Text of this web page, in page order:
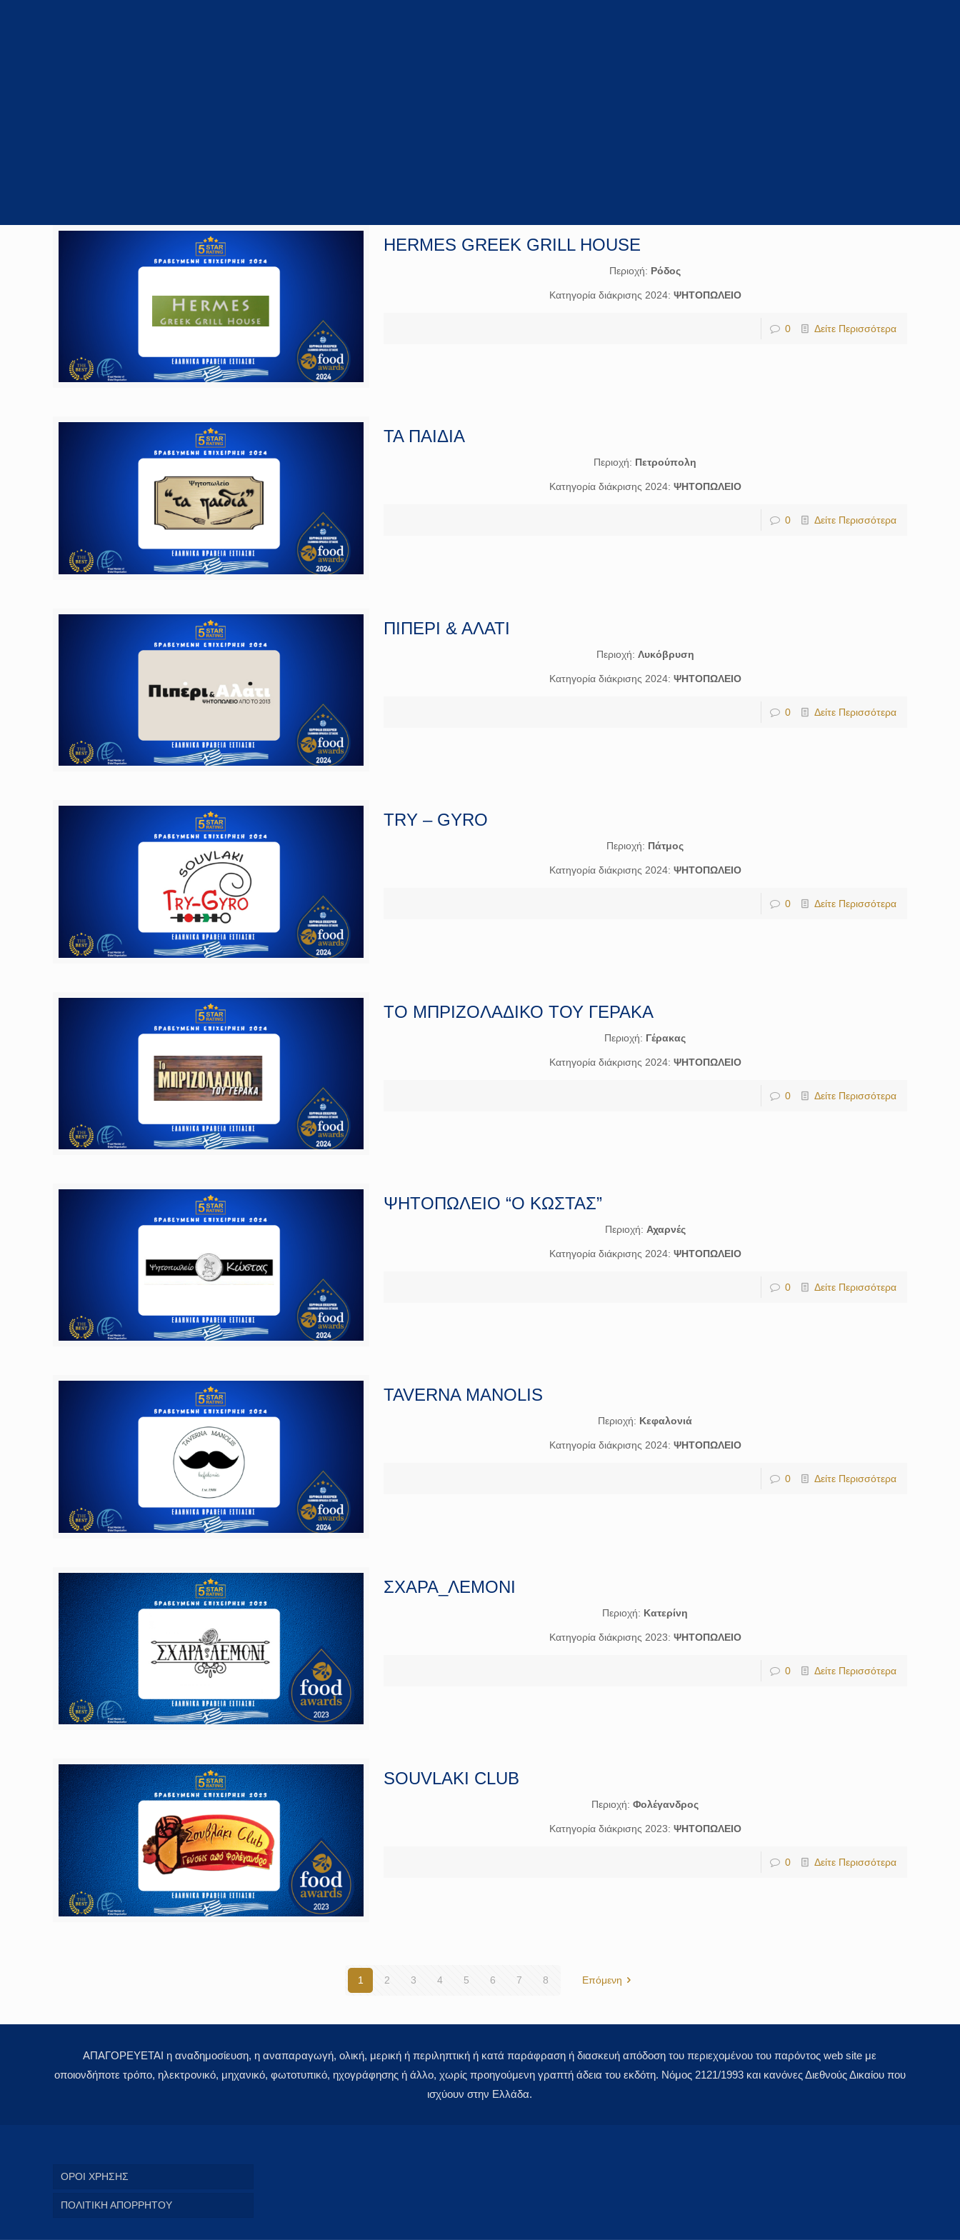
HERMES GREEK GRILL HOUSE
Περιοχή: Ρόδος
Κατηγορία διάκρισης 2024: ΨΗΤΟΠΩΛΕΙΟ
0 Δείτε Περισσότερα
ΤΑ ΠΑΙΔΙΑ
Περιοχή: Πετρούπολη
Κατηγορία διάκρισης 2024: ΨΗΤΟΠΩΛΕΙΟ
0 Δείτε Περισσότερα
ΠΙΠΕΡΙ & ΑΛΑΤΙ
Περιοχή: Λυκόβρυση
Κατηγορία διάκρισης 2024: ΨΗΤΟΠΩΛΕΙΟ
0 Δείτε Περισσότερα
TRY – GYRO
Περιοχή: Πάτμος
Κατηγορία διάκρισης 2024: ΨΗΤΟΠΩΛΕΙΟ
0 Δείτε Περισσότερα
ΤΟ ΜΠΡΙΖΟΛΑΔΙΚΟ ΤΟΥ ΓΕΡΑΚΑ
Περιοχή: Γέρακας
Κατηγορία διάκρισης 2024: ΨΗΤΟΠΩΛΕΙΟ
0 Δείτε Περισσότερα
ΨΗΤΟΠΩΛΕΙΟ “Ο ΚΩΣΤΑΣ”
Περιοχή: Αχαρνές
Κατηγορία διάκρισης 2024: ΨΗΤΟΠΩΛΕΙΟ
0 Δείτε Περισσότερα
TAVERNA MANOLIS
Περιοχή: Κεφαλονιά
Κατηγορία διάκρισης 2024: ΨΗΤΟΠΩΛΕΙΟ
0 Δείτε Περισσότερα
ΣΧΑΡΑ_ΛΕΜΟΝΙ
Περιοχή: Κατερίνη
Κατηγορία διάκρισης 2023: ΨΗΤΟΠΩΛΕΙΟ
0 Δείτε Περισσότερα
SOUVLAKI CLUB
Περιοχή:Φολέγανδρος
Κατηγορία διάκρισης 2023: ΨΗΤΟΠΩΛΕΙΟ
0 Δείτε Περισσότερα
1 2 3 4 5 6 7 8 Επόμενη
ΑΠΑΓΟΡΕΥΕΤΑΙ η αναδημοσίευση, η αναπαραγωγή, ολική, μερική ή περιληπτική ή κατά παράφραση ή διασκευή απόδοση του περιεχομένου του παρόντος web site με
οποιονδήποτε τρόπο, ηλεκτρονικό, μηχανικό, φωτοτυπικό, ηχογράφησης ή άλλο, χωρίς προηγούμενη γραπτή άδεια του εκδότη. Νόμος 2121/1993 και κανόνες Διεθνούς Δικαίου που
ισχύουν στην Ελλάδα.
ΟΡΟΙ ΧΡΗΣΗΣ
ΠΟΛΙΤΙΚΗ ΑΠΟΡΡΗΤΟΥ